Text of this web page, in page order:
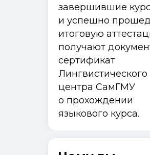
завершившие
и успешно
итоговую
получают
сертификат
Лингвистического
центра СамГМУ
о прохождении
языкового курса.
Программы и курсы
Как поступить